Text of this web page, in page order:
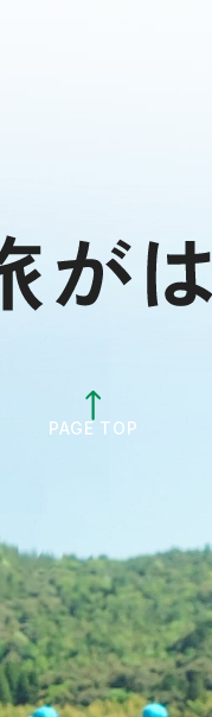
PAGE TOP